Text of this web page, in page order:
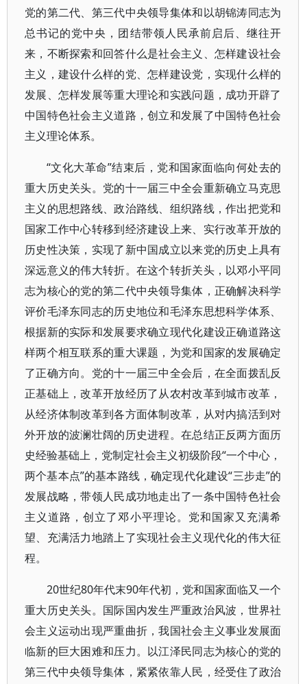
党的第二代、第三代中央领导集体和以胡锦涛同志为
总书记的党中央，团结带领人民承前启后、继往开
来，不断探索和回答什么是社会主义、怎样建设社会
主义，建设什么样的党、怎样建设党，实现什么样的
发展、怎样发展等重大理论和实践问题，成功开辟了
中国特色社会主义道路，创立和发展了中国特色社会
主义理论体系。
“文化大革命”结束后，党和国家面临向何处去的
重大历史关头。党的十一届三中全会重新确立马克思
主义的思想路线、政治路线、组织路线，作出把党和
国家工作中心转移到经济建设上来、实行改革开放的
历史性决策，实现了新中国成立以来党的历史上具有
深远意义的伟大转折。在这个转折关头，以邓小平同
志为核心的党的第二代中央领导集体，正确解决科学
评价毛泽东同志的历史地位和毛泽东思想科学体系、
根据新的实际和发展要求确立现代化建设正确道路这
样两个相互联系的重大课题，为党和国家的发展确定
了正确方向。党的十一届三中全会后，在全面拨乱反
正基础上，改革开放经历了从农村改革到城市改革，
从经济体制改革到各方面体制改革，从对内搞活到对
外开放的波澜壮阔的历史进程。在总结正反两方面历
史经验基础上，党制定社会主义初级阶段“一个中心，
两个基本点”的基本路线，确定现代化建设“三步走”的
发展战略，带领人民成功地走出了一条中国特色社会
主义道路，创立了邓小平理论。党和国家又充满希
望、充满活力地踏上了实现社会主义现代化的伟大征
程。
20世纪80年代末90年代初，党和国家面临又一个
重大历史关头。国际国内发生严重政治风波，世界社
会主义运动出现严重曲折，我国社会主义事业发展面
临新的巨大困难和压力。以江泽民同志为核心的党的
第三代中央领导集体，紧紧依靠人民，经受住了政治